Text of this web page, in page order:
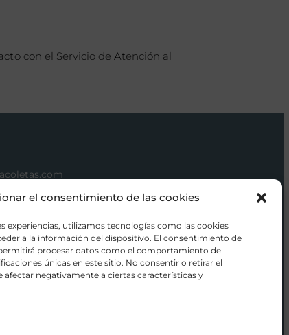
el consentimiento de las cookies
experiencias, utilizamos tecnologías como las cookies
a la información del dispositivo. El consentimiento de
procesar datos como el comportamiento de
únicas en este sitio. No consentir o retirar el
negativamente a ciertas características y
con el Servicio de Atención al